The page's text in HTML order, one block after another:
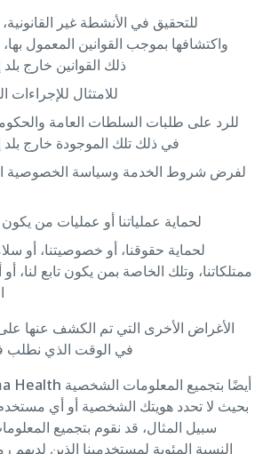
للتحقيق في الأنشطة غير
واكتشافها بموجب القوانين المعمول
ذلك القوانين خارج
للامتثال للإجراءات
للرد على طلبات السلطات العامة
في ذلك تلك الموجودة خارج بلد
لفرض شروط الخدمة وسياسة الخصوصية
لحماية عملياتنا أو عمليات من يكون
لحماية حقوقنا، أو خصوصيتنا، أو
ممتلكاتنا، وتلك الخاصة بمن يكون تابع لنا، أو
الأغراض الأخرى التي تم الكشف عنها
في الوقت الذي نطلب
بحيث لا تحدد هويتك الشخصية أو أي
سبيل المثال، قد نقوم بتجميع
النسبة المئوية لمستخدمينا الذين